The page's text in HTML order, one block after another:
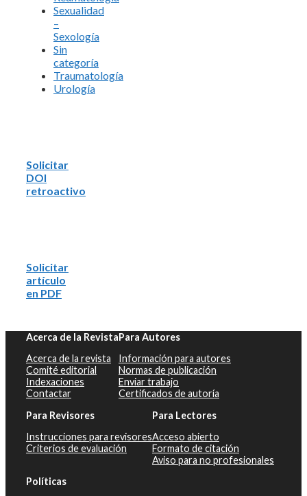
Sexualidad
–
Sexología
Sin
categoría
Traumatología
Urología
Solicitar
DOI
retroactivo
Solicitar
artículo
en PDF
Acerca de la Revista
Acerca de la revista
Comité editorial
Indexaciones
Contactar
Para Autores
Información para autores
Normas de publicación
Enviar trabajo
Certificados de autoría
Para Revisores
Instrucciones para revisores
Criterios de evaluación
Para Lectores
Acceso abierto
Formato de citación
Aviso para no profesionales
Políticas